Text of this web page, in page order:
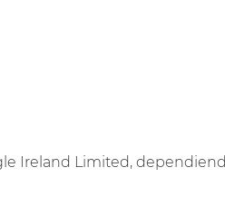
Ireland Limited,